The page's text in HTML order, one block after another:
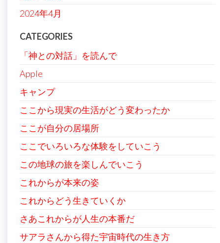
2024年4月
CATEGORIES
「神との対話」を読んで
Apple
キャンプ
ここから現実の生活がどう変わったか
ここが自分の居場所
ここでいろいろな体験をしていこう
この地球の旅を楽しんでいこう
これからが本来の姿
これからどう生きていくか
さあこれからが人生の本番だ
サアラさんから得た宇宙時代の生き方